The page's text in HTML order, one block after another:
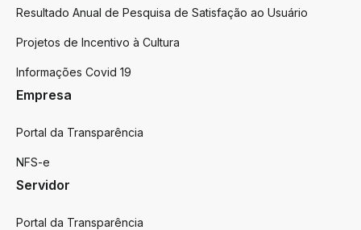
Resultado Anual de Pesquisa de Satisfação ao Usuário
Projetos de Incentivo à Cultura
Informações Covid 19
Empresa
Portal da Transparência
NFS-e
Servidor
Portal da Transparência